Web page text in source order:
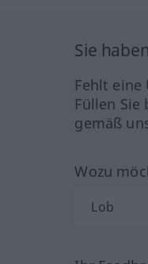
Sie
Fehlt
Füllen
gemäß
Wozu